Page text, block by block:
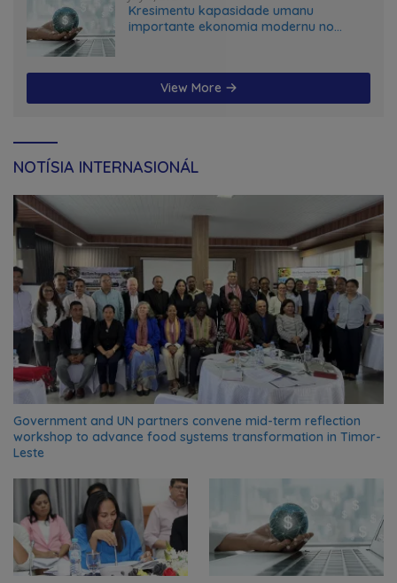
Kresimentu kapasidade umanu
importante ekonomia modernu no
View More
NOTÍSIA INTERNASIONÁL
Government and UN partners convene mid-term reflection
workshop to advance food systems transformation in Timor-
Leste